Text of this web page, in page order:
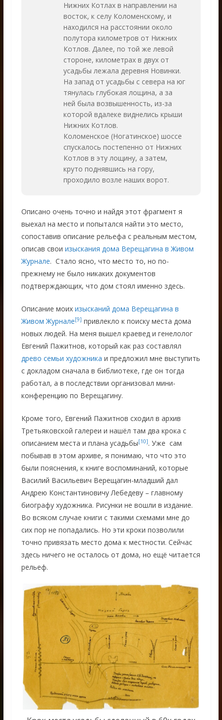
Нижних Котлах в направлении на
восток, к селу Коломенскому, и
находился на расстоянии около
полутора километров от Нижних
Котлов. Далее, по той же левой
стороне, километрах в двух от
усадьбы лежала деревня Новинки.
На запад от усадьбы с севера на юг
тянулась глубокая лощина, а за
ней была возвышенность, из-за
которой вдалеке виднелись крыши
Нижних Котлов.
Коломенское (Ногатинское) шоссе
спускалось постепенно от Нижних
Котлов в эту лощину, а затем,
круто поднявшись на гору,
проходило возле наших ворот.
Описано очень точно и найдя этот фрагмент я
выехал на место и попытался найти это место,
сопоставив описание рельефа с реальным местом,
описав свои изыскания дома Верещагина в Живом
Журнале. Стало ясно, что место то, но по-
прежнему не было никаких документов
подтверждающих, что дом стоял именно здесь.
Описание моих изысканий дома Верещагина в
Живом Журнале[9] привлекло к поиску места дома
новых людей. На меня вышел краевед и генелолог
Евгений Пажитнов, который как раз составлял
древо семьи художника и предложил мне выступить
с докладом сначала в библиотеке, где он тогда
работал, а в последствии организовал мини-
конференцию по Верещагину.
Кроме того, Евгений Пажитнов сходил в архив
Третьяковской галереи и нашёл там два крока с
описанием места и плана усадьбы[10]. Уже сам
побывав в этом архиве, я понимаю, что что это
были пояснения, к книге воспоминаний, которые
Василий Васильевич Верещагин-младший дал
Андрею Константиновичу Лебедеву – главному
биографу художника. Рисунки не вошли в издание.
Во всяком случае книги с такими схемами мне до
сих пор не попадались. Но эти кроки позволили
точно привязать место дома к местности. Сейчас
здесь ничего не осталось от дома, но ещё читается
рельеф.